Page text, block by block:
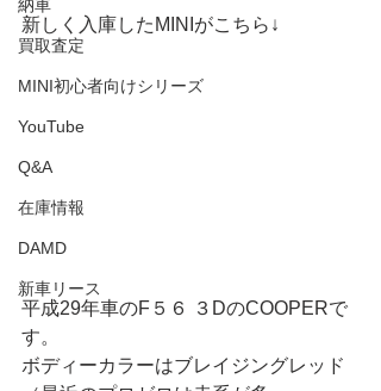
納車
買取査定
MINI初心者向けシリーズ
YouTube
Q&A
在庫情報
DAMD
新車リース
新しく入庫したMINIがこちら↓
平成29年車のF５６ ３DのCOOPERで
す。
ボディーカラーはブレイジングレッド